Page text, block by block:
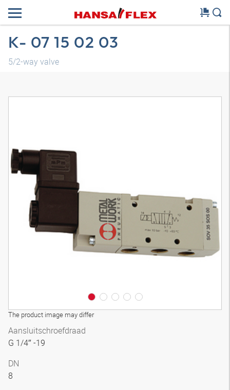
K- 07 15 02 03
5/2-way valve
The product image may differ
3D-model
Aansluitschroefdraad
G 1/4″ -19
DN
8